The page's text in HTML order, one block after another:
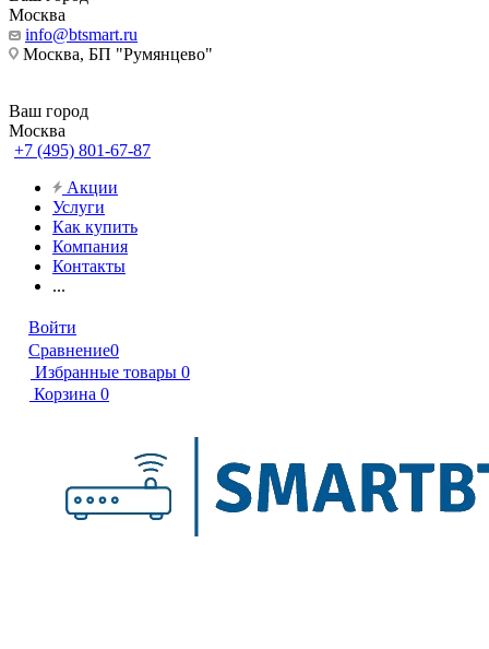
Москва
info@btsmart.ru
Москва, БП "Румянцево"
Ваш город
Москва
+7 (495) 801-67-87
Акции
Услуги
Как купить
Компания
Контакты
...
Войти
Сравнение0
Избранные товары 0
Корзина 0